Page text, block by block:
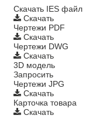
Скачать IES файл
Скачать
Чертежи PDF
Скачать
Чертежи DWG
Скачать
3D модель
Запросить
Чертежи JPG
Скачать
Карточка товара
Скачать